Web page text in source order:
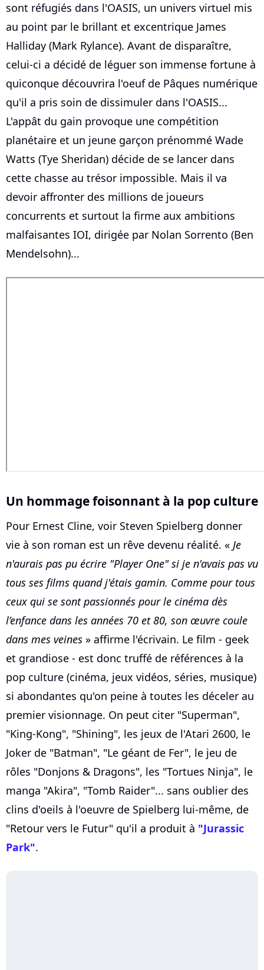
sont réfugiés dans l'OASIS, un univers virtuel mis
au point par le brillant et excentrique James
Halliday (Mark Rylance). Avant de disparaître,
celui-ci a décidé de léguer son immense fortune à
quiconque découvrira l'oeuf de Pâques numérique
qu'il a pris soin de dissimuler dans l'OASIS...
L'appât du gain provoque une compétition
planétaire et un jeune garçon prénommé Wade
Watts (Tye Sheridan) décide de se lancer dans
cette chasse au trésor impossible. Mais il va
devoir affronter des millions de joueurs
concurrents et surtout la firme aux ambitions
malfaisantes IOI, dirigée par Nolan Sorrento (Ben
Mendelsohn)...
Un hommage foisonnant à la pop culture
Pour Ernest Cline, voir Steven Spielberg donner
vie à son roman est un rêve devenu réalité. « Je
n'aurais pas pu écrire "Player One" si je n'avais pas vu
tous ses films quand j'étais gamin. Comme pour tous
ceux qui se sont passionnés pour le cinéma dès
l’enfance dans les années 70 et 80, son œuvre coule
dans mes veines » affirme l'écrivain. Le film - geek
et grandiose - est donc truffé de références à la
pop culture (cinéma, jeux vidéos, séries, musique)
si abondantes qu'on peine à toutes les déceler au
premier visionnage. On peut citer "Superman",
"King-Kong", "Shining", les jeux de l'Atari 2600, le
Joker de "Batman", "Le géant de Fer", le jeu de
rôles "Donjons & Dragons", les "Tortues Ninja", le
manga "Akira", "Tomb Raider"... sans oublier des
clins d'oeils à l'oeuvre de Spielberg lui-même, de
"Retour vers le Futur" qu'il a produit à "Jurassic
Park".